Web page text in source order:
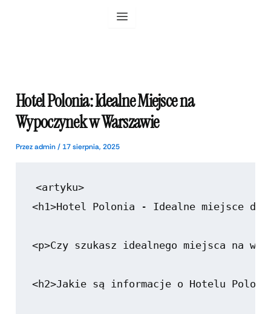
Hotel Polonia: Idealne Miejsce na
Wypoczynek w Warszawie
Przezadmin/ 17 sierpnia, 2025
<artyku>
<h1>Hotel Polonia - Idealne miejsce dla
<p>Czy szukasz idealnego miejsca na
<h2>Jakie są informacje o Hotelu